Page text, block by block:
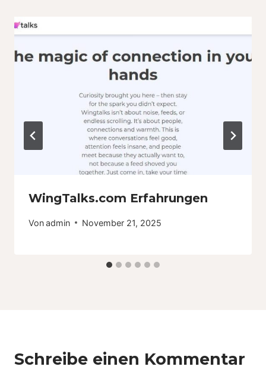
WingTalks.com Erfahrungen
Vonadmin November 21, 2025
Schreibe einen Kommentar